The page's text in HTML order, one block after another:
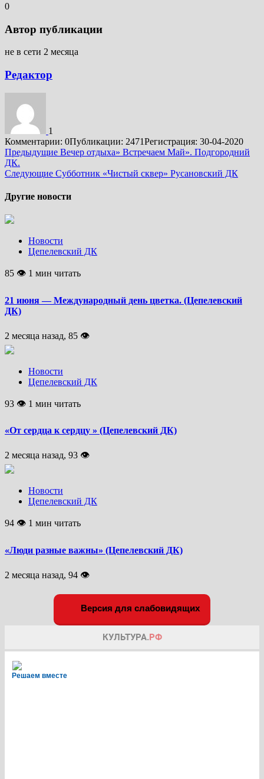
0
Автор публикации
не в сети 2 месяца
Редактор
1
Комментарии: 0Публикации: 2471Регистрация: 30-04-2020
Подробнее
Предыдущие Вечер отдыха» Встречаем Май». Подгородний
ДК.
Следующие Субботник «Чистый сквер» Русановский ДК
Другие новости
Новости
Цепелевский ДК
85 👁 1 мин читать
21 июня — Международный день цветка. (Цепелевский
ДК)
2 месяца назад, 85 👁
Новости
Цепелевский ДК
93 👁 1 мин читать
«От сердца к сердцу » (Цепелевский ДК)
2 месяца назад, 93 👁
Новости
Цепелевский ДК
94 👁 1 мин читать
«Люди разные важны» (Цепелевский ДК)
2 месяца назад, 94 👁
Версия для слабовидящих
Решаем вместе